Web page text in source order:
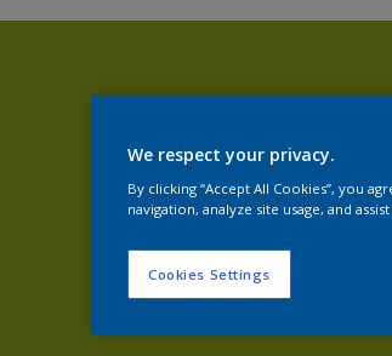
We respect your privacy.
By clicking “Accept All Cookies”, you
navigation, analyze site usage, and
Cookies Settings